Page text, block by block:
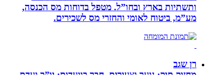
ותשתיות בארץ ובחו”ל. מטפל בדוחות מס הכנסה,
מע”מ, ביטוח לאומי והחזרי מס לשכירים.
רן שגב